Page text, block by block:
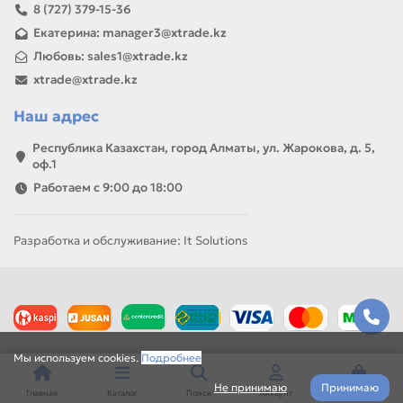
Мы используем cookies. Подробнее
Не принимаю Принимаю
8 (727) 379-15-36
Екатерина: manager3@xtrade.kz
Любовь: sales1@xtrade.kz
xtrade@xtrade.kz
Наш адрес
Республика Казахстан, город Алматы, ул. Жарокова, д. 5,
оф.1
Работаем с 9:00 до 18:00
Разработка и обслуживание: It Solutions
Главная Каталог Поиск Аккаунт Корзина